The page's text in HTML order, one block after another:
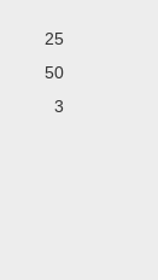
25
50
3